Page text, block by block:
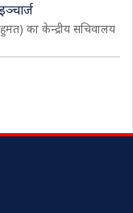
का केन्द्रीय सचिवालय